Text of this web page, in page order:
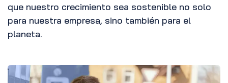
que nuestro crecimiento sea sostenible no solo
para nuestra empresa, sino también para el
planeta.